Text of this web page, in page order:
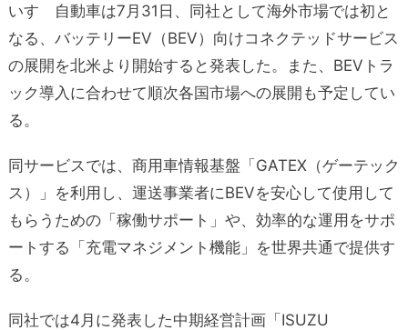
いすゞ自動車は7月31日、同社として海外市場では初と
なる、バッテリーEV（BEV）向けコネクテッドサービス
の展開を北米より開始すると発表した。また、BEVトラ
ック導入に合わせて順次各国市場への展開も予定してい
る。
同サービスでは、商用車情報基盤「GATEX（ゲーテック
ス）」を利用し、運送事業者にBEVを安心して使用して
もらうための「稼働サポート」や、効率的な運用をサポ
ートする「充電マネジメント機能」を世界共通で提供す
る。
同社では4月に発表した中期経営計画「ISUZU